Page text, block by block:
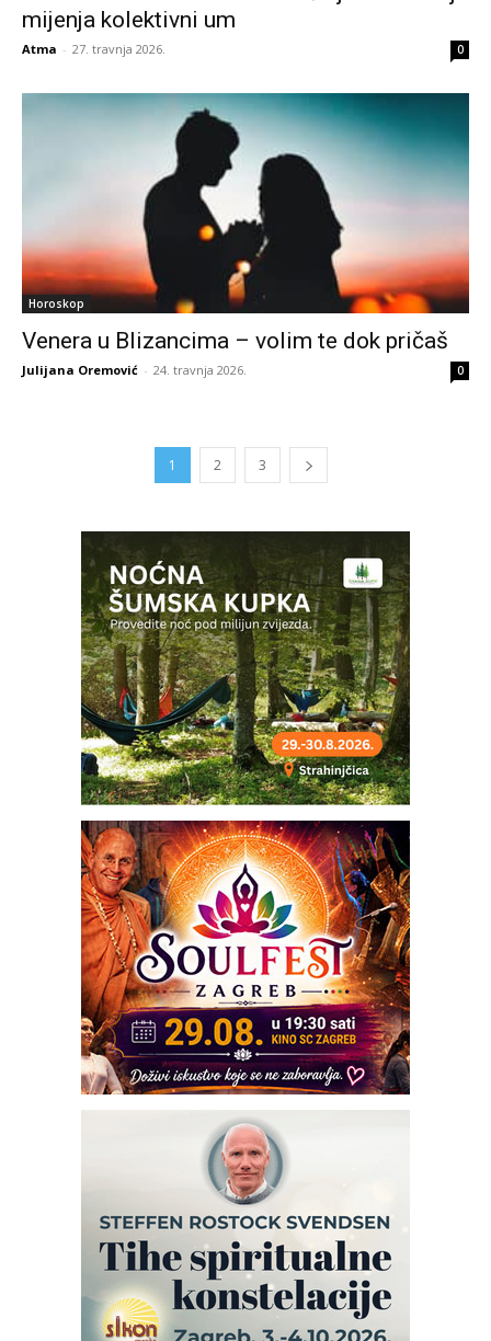
mijenja kolektivni um
Atma - 27. travnja 2026. 0
Horoskop
Venera u Blizancima – volim te dok pričaš
Julijana Oremović - 24. travnja 2026. 0
1 2 3